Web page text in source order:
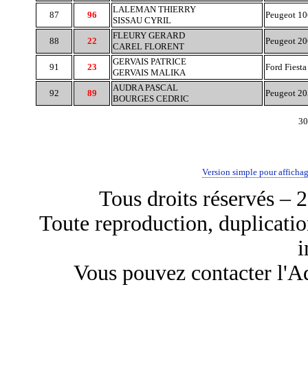
87 96
LALEMAN THIERRY
SISSAU CYRIL
Peugeot
88 22
FLEURY GERARD
CAREL FLORENT
Peugeot
91 23
GERVAIS PATRICE
GERVAIS MALIKA
Ford Fiesta
92 89
AUDRA PASCAL
BOURGES CEDRIC
Peugeot
Version simple pour
Tous droits réservés –
Toute reproduction,
Vous pouvez contacter